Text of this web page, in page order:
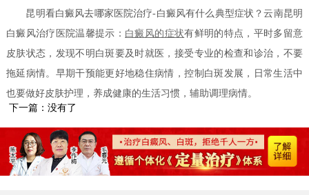
昆明看白癜风去哪家医院治疗-白癜风有什么典型症状？云南昆明
白癜风治疗医院温馨提示： 白癜风的症状有鲜明的特点，平时多留意
皮肤状态，发现不明白斑要及时就医，接受专业的检查和诊治，不要
拖延病情。早期干预能更好地稳住病情，控制白斑发展，日常生活中
也要做好皮肤护理，养成健康的生活习惯，辅助调理病情。
下一篇：没有了